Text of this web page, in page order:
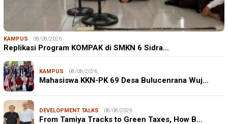
KAMPUS 08/08/2026
Replikasi Program KOMPAK di SMKN 6 Sidra…
KAMPUS 08/08/2026
Mahasiswa KKN-PK 69 Desa Bulucenrana Wuj…
DEVELOPMENT TALKS 08/08/2026
From Tamiya Tracks to Green Taxes, How B…